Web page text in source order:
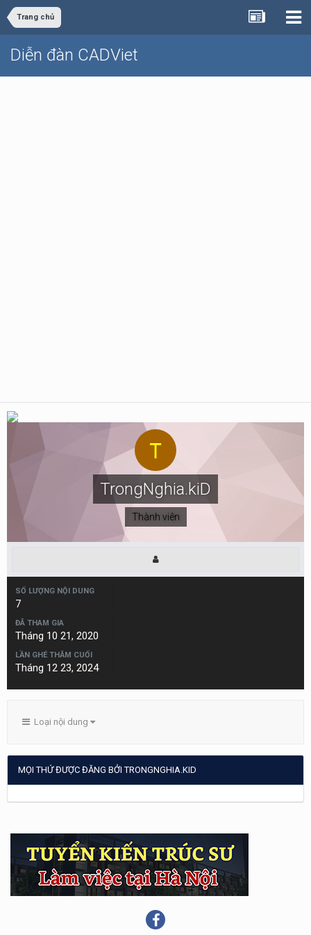
Trang chủ
Diễn đàn CADViet
TrongNghia.kiD
Thành viên
SỐ LƯỢNG NỘI DUNG
7
ĐÃ THAM GIA
Tháng 10 21, 2020
LẦN GHÉ THĂM CUỐI
Tháng 12 23, 2024
Loại nội dung
MỌI THỨ ĐƯỢC ĐĂNG BỞI TRONGNGHIA.KID